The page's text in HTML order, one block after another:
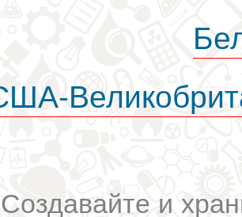
Создавайте и